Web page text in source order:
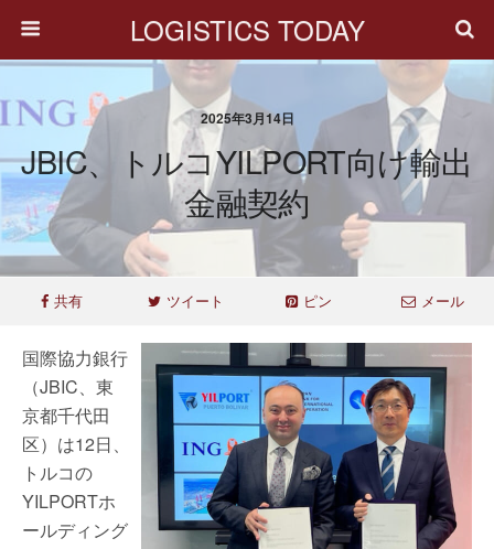
LOGISTICS TODAY
2025年3月14日
JBIC、トルコYILPORT向け輸出
金融契約
共有 ツイート ピン メール
国際協力銀行
（JBIC、東
京都千代田
区）は12日、
トルコの
YILPORTホ
ールディング